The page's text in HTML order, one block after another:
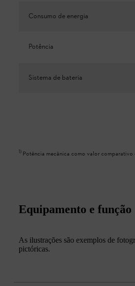
Consumo de energia
Potência
Sistema de bateria
1) Potência mecânica como valor
Equipamento e função
As ilustrações são exemplos de
pictóricas.